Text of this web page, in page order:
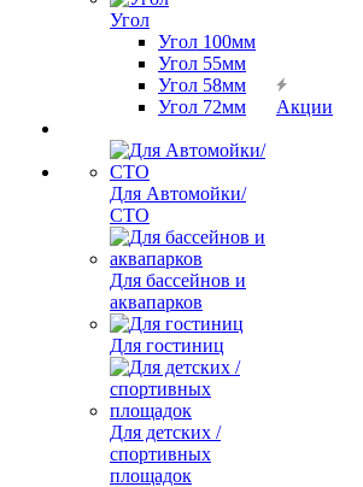
Угол
Угол 100мм
Угол 55мм
Угол 58мм
Угол 72мм
Для Автомойки/
СТО
Для бассейнов и
аквапарков
Для гостиниц
Для детских /
спортивных
площадок
Акции